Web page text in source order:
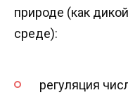
природе (как
среде):
регуляция